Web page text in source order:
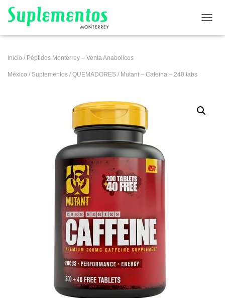
Inicio / Péptidos Monterrey – Venta Anabolicos
México / Suplementos / QUEMADORES / Mutant – Cafeina – 240 tabs